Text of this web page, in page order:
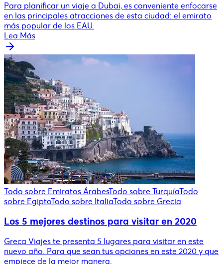
Para planificar un viaje a Dubai, es conveniente enfocarse
en las principales atracciones de esta ciudad: el emirato
más popular de los EAU.
Lea Más
Todo sobre Emiratos ÁrabesTodo sobre TurquíaTodo
sobre EgiptoTodo sobre ItaliaTodo sobre Grecia
Los 5 mejores destinos para visitar en 2020
Greca Viajes te presenta 5 lugares para visitar en este
nuevo año. Para que sean tus opciones en este 2020 y que
empiece de la mejor manera.